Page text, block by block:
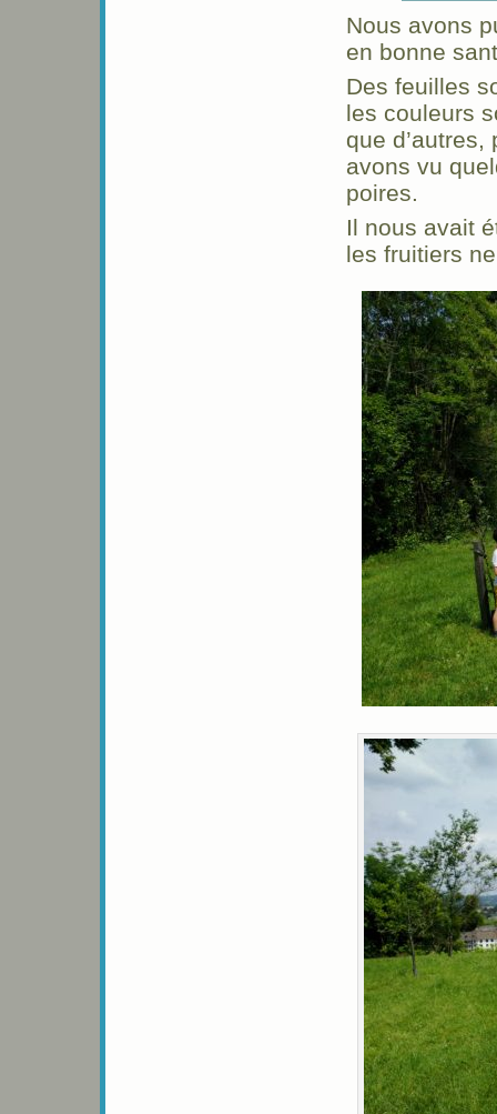
Nous avons
en bonne
Des feuilles
les couleurs
que
avons vu
poires.
Il nous avait
les fruitiers